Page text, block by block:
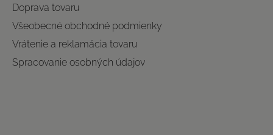
Doprava tovaru
Všeobecné obchodné podmienky
Vrátenie a reklamácia tovaru
Spracovanie osobných údajov